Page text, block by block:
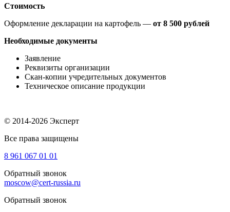
Стоимость
Оформление декларации на картофель — от 8 500 рублей
Необходимые документы
Заявление
Реквизиты организации
Скан-копии учредительных документов
Техническое описание продукции
© 2014-2026 Эксперт
Все права защищены
8 961 067 01 01
Обратный звонок
moscow@cert-russia.ru
Обратный звонок